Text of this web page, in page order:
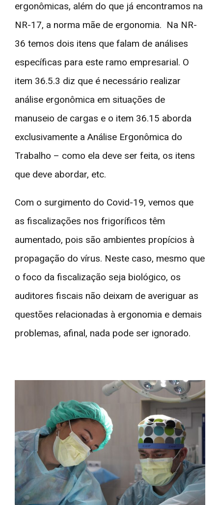
ergonômicas, além do que já encontramos na
NR-17, a norma mãe de ergonomia. Na NR-
36 temos dois itens que falam de análises
específicas para este ramo empresarial. O
item 36.5.3 diz que é necessário realizar
análise ergonômica em situações de
manuseio de cargas e o item 36.15 aborda
exclusivamente a Análise Ergonômica do
Trabalho – como ela deve ser feita, os itens
que deve abordar, etc.
Com o surgimento do Covid-19, vemos que
as fiscalizações nos frigoríficos têm
aumentado, pois são ambientes propícios à
propagação do vírus. Neste caso, mesmo que
o foco da fiscalização seja biológico, os
auditores fiscais não deixam de averiguar as
questões relacionadas à ergonomia e demais
problemas, afinal, nada pode ser ignorado.